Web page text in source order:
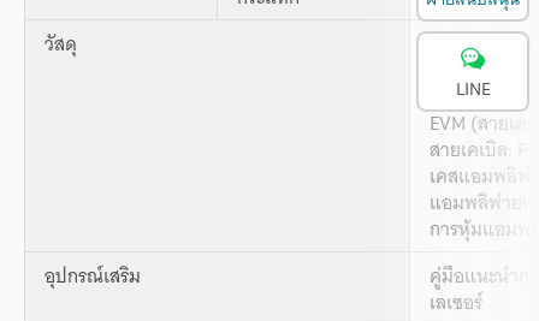
วัสดุ
กล่องใส่ส่วนหั
ส่วนหัว: PSU
การหุ้มส่วน
EVM (สายเค
สายเคเบิล:
เคสแอมพลิฟ
แอมพลิฟายเ
การหุ้มแอมพ
อุปกรณ์เสริม
คู่มือแนะนำก
เลเซอร์
LINE